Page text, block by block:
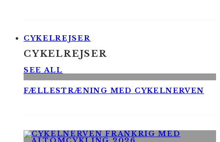
CYKELREJSER
CYKELREJSER
SEE ALL
FÆLLESTRÆNING MED CYKELNERVEN